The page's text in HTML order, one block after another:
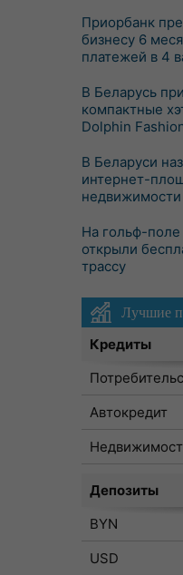
Приорбанк
бизнесу 6
платежей в 4
В Беларусь
компактные
Dolphin
В Беларуси
интернет-
недвижимости
На гольф-
открыли
трассу
Лучшие
Кредиты
Автокредит
Депозиты
BYN
USD